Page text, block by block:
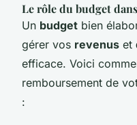
Le rôle du budget
Un budget bien
gérer vos revenus et
efficace. Voici
remboursement de
: